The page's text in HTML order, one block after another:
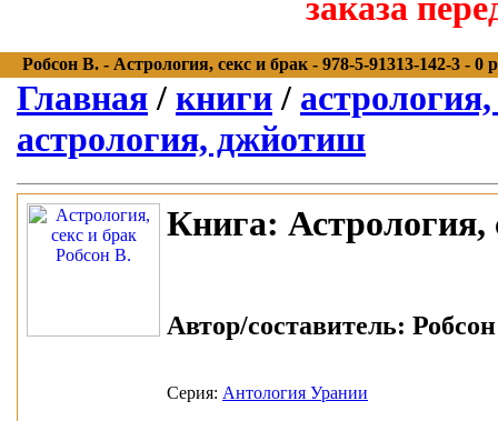
Робсон В. - Астрология, секс и брак - 978-5-91313-142-3 - 0
Главная / книги /
астрология, джйотиш
Книга: Астрология,
Автор/составитель:
Серия: Антология Урании